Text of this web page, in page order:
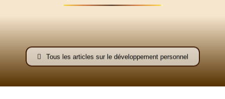
–
Tous les articles sur le développement personnel